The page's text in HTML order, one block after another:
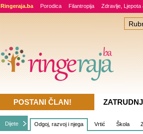
Ringeraja.ba Porodica Filantropija Zdravlje, Ljepota
Dijete Odgoj, razvoj i njega Vrtić Škola
POSTANI ČLAN!